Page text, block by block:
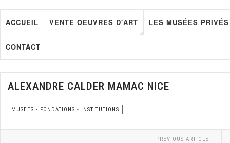
ACCUEIL VENTE OEUVRES D'ART LES MUSÉES PRIVÉS
CONTACT
ALEXANDRE CALDER MAMAC NICE
MUSEES - FONDATIONS - INSTITUTIONS
PREVIOUS ARTICLE